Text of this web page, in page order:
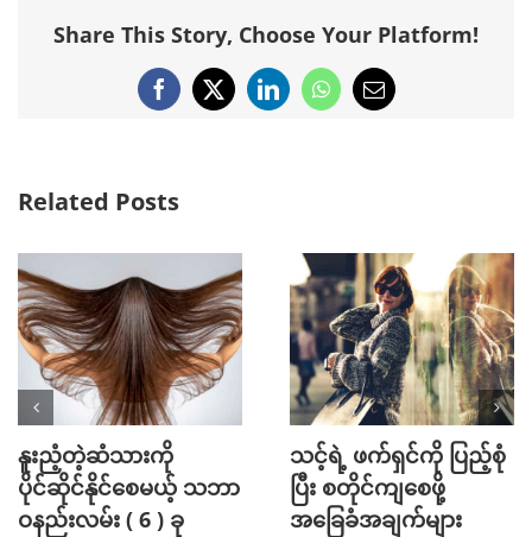
Share This Story, Choose Your Platform!
Facebook
X LinkedInWhatsApp
Email
Related Posts
နူးညံ့တဲ့ဆံသားကို
ပိုင်ဆိုင်နိုင်စေမယ့် သဘာ
ဝနည်းလမ်း ( 6 ) ခု
သင့်ရဲ့ ဖက်ရှင်ကို ပြည့်စုံ
ပြီး စတိုင်ကျစေဖို့
အခြေခံအချက်များ